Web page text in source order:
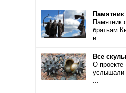
Памятник
братьям
и...
Все
О проекте
услышали
...